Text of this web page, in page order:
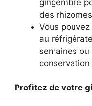
gingembre
des
Vous
au
semaines ou
Profitez de votre